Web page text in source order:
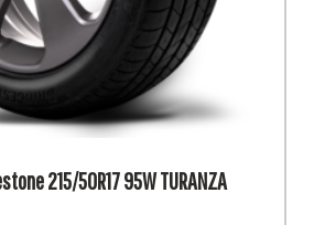
215/50R17 95W TURANZA